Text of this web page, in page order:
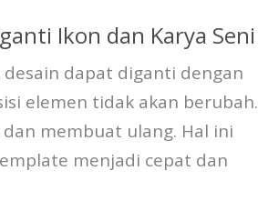
Ikon dan Karya Seni
dapat diganti dengan
elemen tidak akan berubah.
membuat ulang. Hal ini
menjadi cepat dan